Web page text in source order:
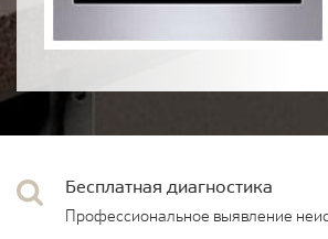
Бесплатная диагностика
Профессиональное выявление